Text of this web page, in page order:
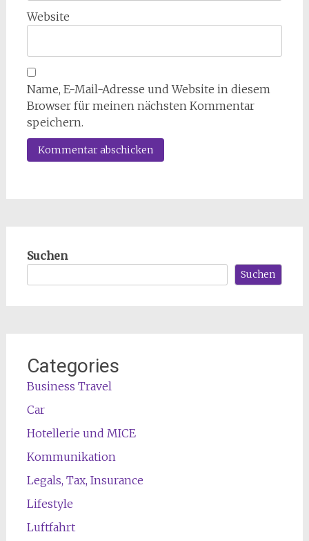
Website
Name, E-Mail-Adresse und Website in diesem
Browser für meinen nächsten Kommentar
speichern.
Suchen
Suchen
Categories
Business Travel
Car
Hotellerie und MICE
Kommunikation
Legals, Tax, Insurance
Lifestyle
Luftfahrt